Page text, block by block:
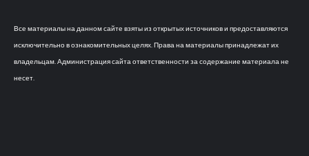
Все материалы на данном сайте взяты из открытых источников и предоставляются
исключительно в ознакомительных целях. Права на материалы принадлежат их
владельцам. Администрация сайта ответственности за содержание материала не
несет.